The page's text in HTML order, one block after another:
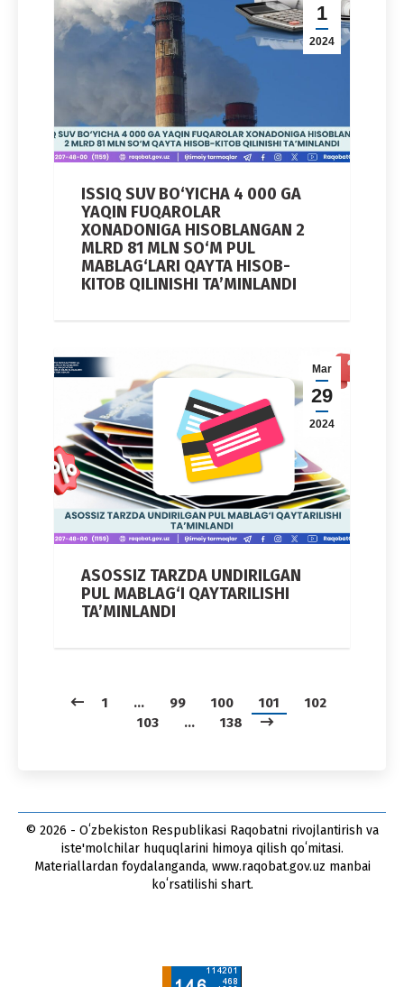
1
2024
ISSIQ SUV BO‘YICHA 4 000 GA
YAQIN FUQAROLAR
XONADONIGA HISOBLANGAN 2
MLRD 81 MLN SO‘M PUL
MABLAG‘LARI QAYTA HISOB-
KITOB QILINISHI TA’MINLANDI
Mar
29
2024
ASOSSIZ TARZDA UNDIRILGAN
PUL MABLAG‘I QAYTARILISHI
TA’MINLANDI
1 … 99 100 101
102
103
… 138
© 2026 - Oʻzbekiston Respublikasi Raqobatni rivojlantirish va
iste'molchilar huquqlarini himoya qilish qoʻmitasi.
Materiallardan foydalanganda, www.raqobat.gov.uz manbai
koʻrsatilishi shart.